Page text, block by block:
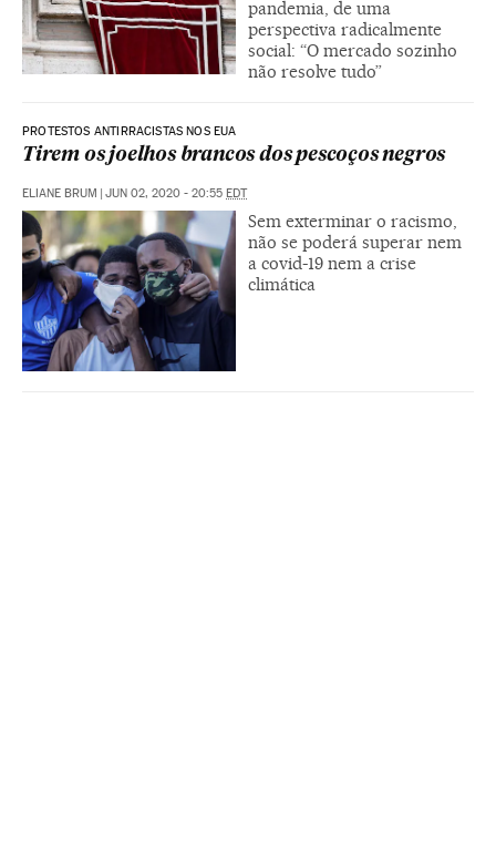
pandemia, de uma
perspectiva radicalmente
social: “O mercado sozinho
não resolve tudo”
PROTESTOS ANTIRRACISTAS NOS EUA
Tirem os joelhos brancos dos pescoços negros
ELIANE BRUM | JUN 02, 2020 - 20:55 EDT
Sem exterminar o racismo,
não se poderá superar nem
a covid-19 nem a crise
climática